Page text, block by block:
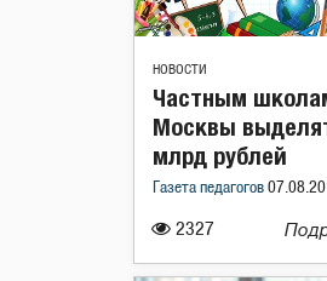
НОВОСТИ
2327
Частным
Москвы
млрд рублей
Газета педагогов